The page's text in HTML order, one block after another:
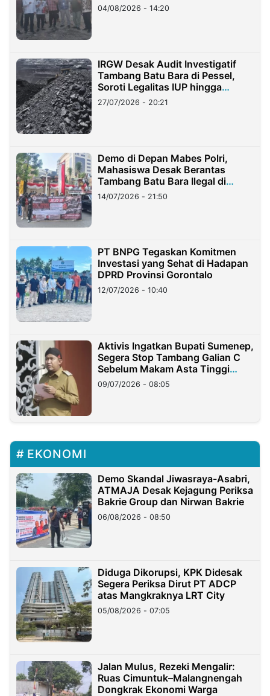
04/08/2026 - 14:20
IRGW Desak Audit Investigatif
Tambang Batu Bara di Pessel,
Soroti Legalitas IUP hingga
Stockpile
27/07/2026 - 20:21
Demo di Depan Mabes Polri,
Mahasiswa Desak Berantas
Tambang Batu Bara Ilegal di
Lampung
14/07/2026 - 21:50
PT BNPG Tegaskan Komitmen
Investasi yang Sehat di Hadapan
DPRD Provinsi Gorontalo
12/07/2026 - 10:40
Aktivis Ingatkan Bupati Sumenep,
Segera Stop Tambang Galian C
Sebelum Makam Asta Tinggi
Longsor
09/07/2026 - 08:05
EKONOMI
Demo Skandal Jiwasraya-Asabri,
ATMAJA Desak Kejagung Periksa
Bakrie Group dan Nirwan Bakrie
06/08/2026 - 08:50
Diduga Dikorupsi, KPK Didesak
Segera Periksa Dirut PT ADCP
atas Mangkraknya LRT City
05/08/2026 - 07:05
Jalan Mulus, Rezeki Mengalir:
Ruas Cimuntuk–Malangnengah
Dongkrak Ekonomi Warga